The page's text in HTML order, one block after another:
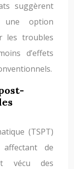
suggèrent
option
les troubles
d’effets
(TSPT)
de
vécu des